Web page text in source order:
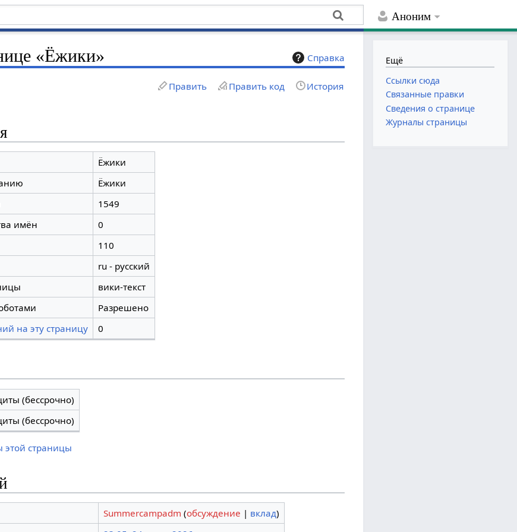
Аноним
Справка
«Ёжики»
Править Править код История
Ёжики
Ёжики
1549
имён
0
110
ru - русский
вики-текст
Разрешено
на эту страницу
0
(бессрочно)
(бессрочно)
этой страницы
Summercampadm (обсуждение | вклад)
Ещё
Ссылки сюда
Связанные правки
Сведения о странице
Журналы страницы